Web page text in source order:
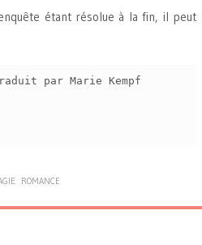
étant résolue à la fin, il peut
par Marie Kempf
ROMANCE